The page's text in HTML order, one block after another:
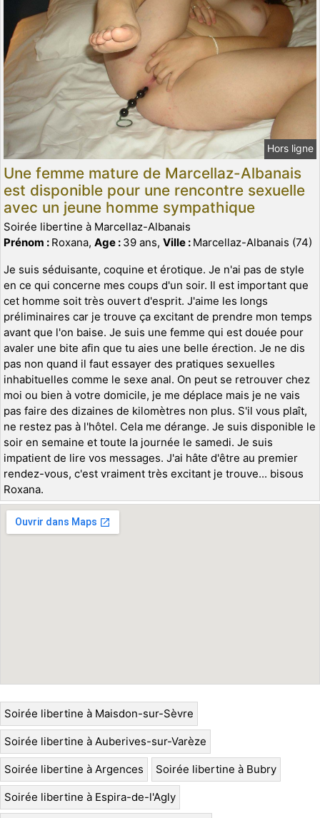
Hors ligne
Une femme mature de Marcellaz-Albanais
est disponible pour une rencontre sexuelle
avec un jeune homme sympathique
Soirée libertine à Marcellaz-Albanais
Prénom : Roxana, Age : 39 ans, Ville : Marcellaz-Albanais (74)
Je suis séduisante, coquine et érotique. Je n'ai pas de style
en ce qui concerne mes coups d'un soir. Il est important que
cet homme soit très ouvert d'esprit. J'aime les longs
préliminaires car je trouve ça excitant de prendre mon temps
avant que l'on baise. Je suis une femme qui est douée pour
avaler une bite afin que tu aies une belle érection. Je ne dis
pas non quand il faut essayer des pratiques sexuelles
inhabituelles comme le sexe anal. On peut se retrouver chez
moi ou bien à votre domicile, je me déplace mais je ne vais
pas faire des dizaines de kilomètres non plus. S'il vous plaît,
ne restez pas à l'hôtel. Cela me dérange. Je suis disponible le
soir en semaine et toute la journée le samedi. Je suis
impatient de lire vos messages. J'ai hâte d'être au premier
rendez-vous, c'est vraiment très excitant je trouve... bisous
Roxana.
Soirée libertine à Maisdon-sur-Sèvre
Soirée libertine à Auberives-sur-Varèze
Soirée libertine à Argences Soirée libertine à Bubry
Soirée libertine à Espira-de-l'Agly